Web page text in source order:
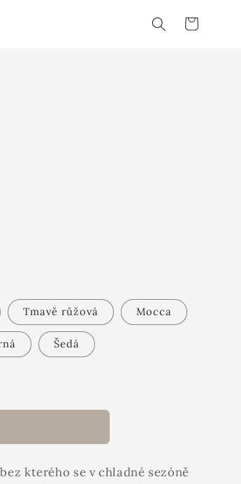
Košík
Tmavě růžová Mocca
Šedá
kterého se v chladné sezóně